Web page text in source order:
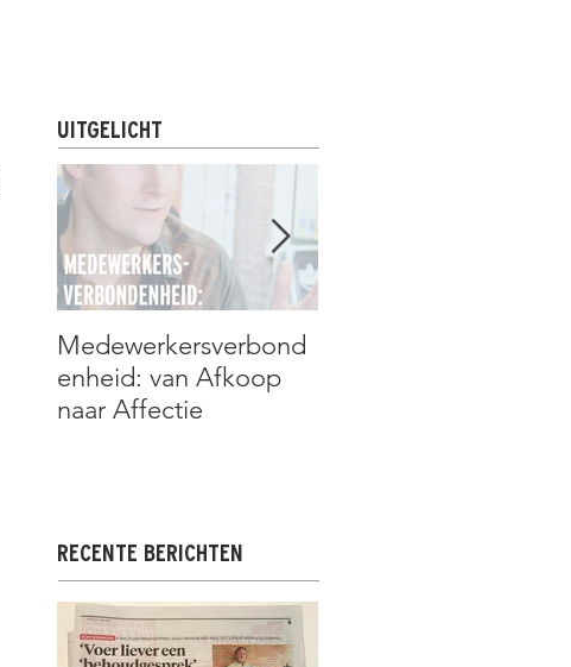
UITGELICHT
Medewerkersverbond
enheid: van Afkoop
naar Affectie
RECENTE BERICHTEN